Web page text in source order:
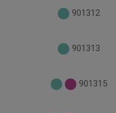
901312
901313
901315